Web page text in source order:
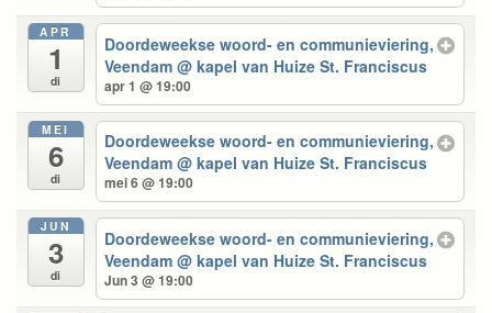
APR
1
di
Doordeweekse woord- en communieviering,
Veendam@ kapel van Huize St. Franciscus
apr 1 @ 19:00
MEI
6
di
Doordeweekse woord- en communieviering,
Veendam@ kapel van Huize St. Franciscus
mei 6 @ 19:00
JUN
3
di
Doordeweekse woord- en communieviering,
Veendam@ kapel van Huize St. Franciscus
Jun 3 @ 19:00